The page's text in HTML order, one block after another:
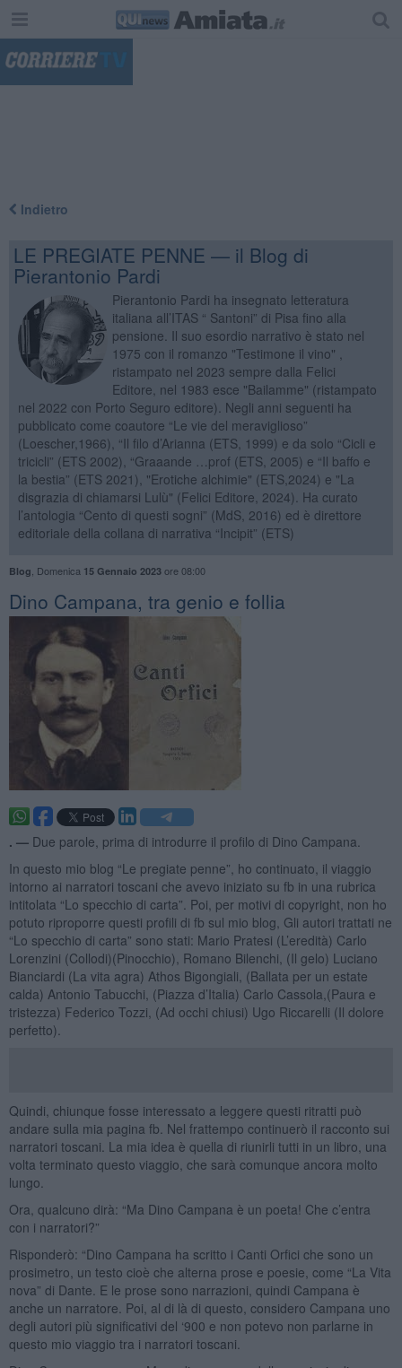
Indietro
LE PREGIATE PENNE — il Blog di
Pierantonio Pardi
Pierantonio Pardi ha insegnato letteratura
italiana all’ITAS “ Santoni” di Pisa fino alla
pensione. Il suo esordio narrativo è stato nel
1975 con il romanzo "Testimone il vino" ,
ristampato nel 2023 sempre dalla Felici
Editore, nel 1983 esce "Bailamme" (ristampato
nel 2022 con Porto Seguro editore). Negli anni seguenti ha
pubblicato come coautore “Le vie del meraviglioso”
(Loescher,1966), “Il filo d’Arianna (ETS, 1999) e da solo “Cicli e
tricicli” (ETS 2002), “Graaande …prof (ETS, 2005) e “Il baffo e
la bestia” (ETS 2021), "Erotiche alchimie" (ETS,2024) e "La
disgrazia di chiamarsi Lulù" (Felici Editore, 2024). Ha curato
l’antologia “Cento di questi sogni” (MdS, 2016) ed è direttore
editoriale della collana di narrativa “Incipit” (ETS)
Blog Domenica 15 Gennaio 2023ore 08:00
​Dino Campana, tra genio e follia
. — Due parole, prima di introdurre il profilo di Dino Campana.
In questo mio blog “Le pregiate penne”, ho continuato, il viaggio
intorno ai narratori toscani che avevo iniziato su fb in una rubrica
intitolata “Lo specchio di carta”. Poi, per motivi di copyright, non ho
potuto riproporre questi profili di fb sul mio blog, Gli autori trattati ne
“Lo specchio di carta” sono stati: Mario Pratesi (L’eredità) Carlo
Lorenzini (Collodi)(Pinocchio), Romano Bilenchi, (Il gelo) Luciano
Bianciardi (La vita agra) Athos Bigongiali, (Ballata per un estate
calda) Antonio Tabucchi, (Piazza d’Italia) Carlo Cassola,(Paura e
tristezza) Federico Tozzi, (Ad occhi chiusi) Ugo Riccarelli (Il dolore
perfetto).
Quindi, chiunque fosse interessato a leggere questi ritratti può
andare sulla mia pagina fb. Nel frattempo continuerò il racconto sui
narratori toscani. La mia idea è quella di riunirli tutti in un libro, una
volta terminato questo viaggio, che sarà comunque ancora molto
lungo.
Ora, qualcuno dirà: “Ma Dino Campana è un poeta! Che c’entra
con i narratori?”
Risponderò: “Dino Campana ha scritto i Canti Orfici che sono un
prosimetro, un testo cioè che alterna prose e poesie, come “La Vita
nova” di Dante. E le prose sono narrazioni, quindi Campana è
anche un narratore. Poi, al di là di questo, considero Campana uno
degli autori più significativi del ‘900 e non potevo non parlarne in
questo mio viaggio tra i narratori toscani.